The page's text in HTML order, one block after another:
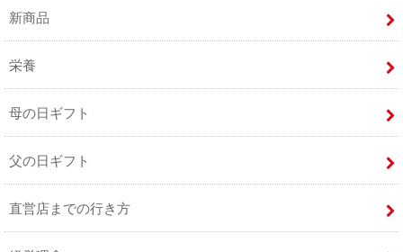
新商品
栄養
母の日ギフト
父の日ギフト
直営店までの行き方